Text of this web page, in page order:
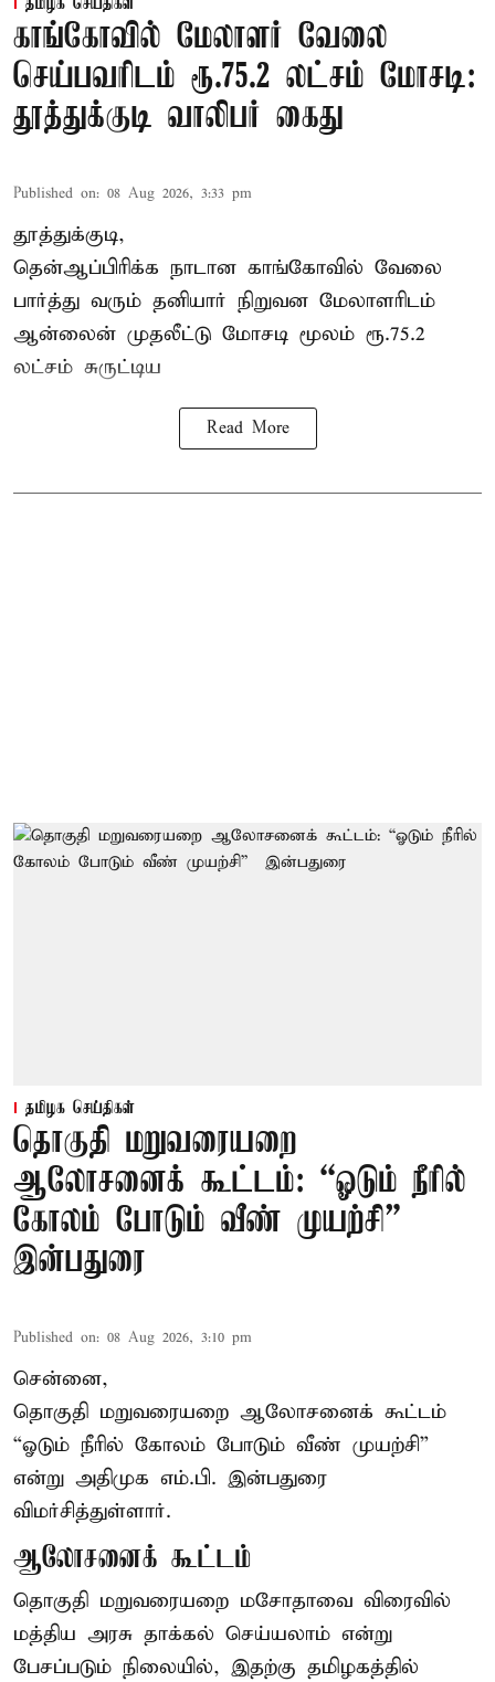
தமிழக செய்திகள்
காங்கோவில் மேலாளர் வேலை
செய்பவரிடம் ரூ.75.2 லட்சம் மோசடி:
தூத்துக்குடி வாலிபர் கைது
Published on: 08 Aug 2026, 3:33 pm
தூத்துக்குடி,
தென்ஆப்பிரிக்க நாடான காங்கோவில் வேலை
பார்த்து வரும் தனியார் நிறுவன மேலாளரிடம்
ஆன்லைன் முதலீட்டு மோசடி மூலம் ரூ.75.2
லட்சம் சுருட்டிய
Read More
தமிழக செய்திகள்
தொகுதி மறுவரையறை
ஆலோசனைக் கூட்டம்: “ஓடும் நீரில்
கோலம் போடும் வீண் முயற்சி” –
இன்பதுரை
Published on: 08 Aug 2026, 3:10 pm
சென்னை,
தொகுதி மறுவரையறை ஆலோசனைக் கூட்டம்
“ஓடும் நீரில் கோலம் போடும் வீண் முயற்சி”
என்று அதிமுக எம்.பி. இன்பதுரை
விமர்சித்துள்ளார்.
ஆலோசனைக் கூட்டம்
தொகுதி மறுவரையறை மசோதாவை விரைவில்
மத்திய அரசு தாக்கல் செய்யலாம் என்று
பேசப்படும் நிலையில், இதற்கு தமிழகத்தில்